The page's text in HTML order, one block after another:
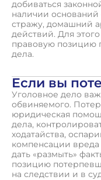
добиваться
наличии
стражу, домашний
действий. Для
правовую позицию
дела.
Если вы
Уголовное дело
обвиняемого.
юридическая
дела,
ходатайства,
компенсации
дать «размыть»
позицию
на следствии и в